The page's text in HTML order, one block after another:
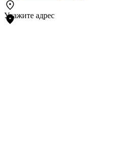
Укажите адрес